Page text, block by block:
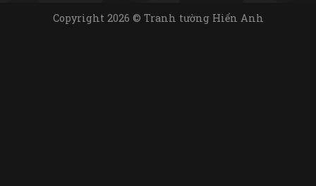
Copyright 2026 © Tranh tường Hiển Anh